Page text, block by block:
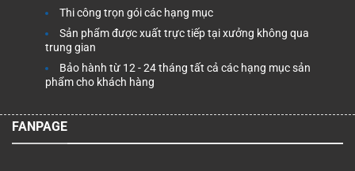
Thi công trọn gói các hạng mục
Sản phẩm được xuất trực tiếp tại xưởng không qua
trung gian
Bảo hành từ 12 - 24 tháng tất cả các hạng mục sản
phẩm cho khách hàng
FANPAGE